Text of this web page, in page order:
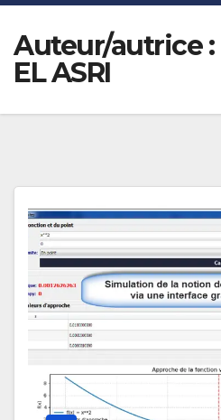
Auteur/autrice :
EL ASRI